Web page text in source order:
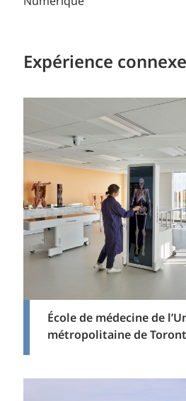
Expérience connexe
École de médecine de
métropolitaine de